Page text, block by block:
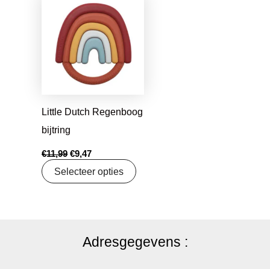
Little Dutch Regenboog
bijtring
€11,99
prijs
was:
€11,99.
€9,47
prijs
is:
€9,47.
Selecteer opties
Adresgegevens :